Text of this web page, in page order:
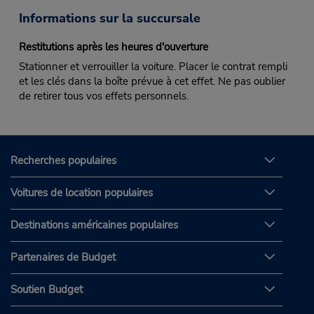
Informations sur la succursale
Restitutions après les heures d'ouverture
Stationner et verrouiller la voiture. Placer le contrat rempli
et les clés dans la boîte prévue à cet effet. Ne pas oublier
de retirer tous vos effets personnels.
Recherches populaires
Voitures de location populaires
Destinations américaines populaires
Partenaires de Budget
Soutien Budget